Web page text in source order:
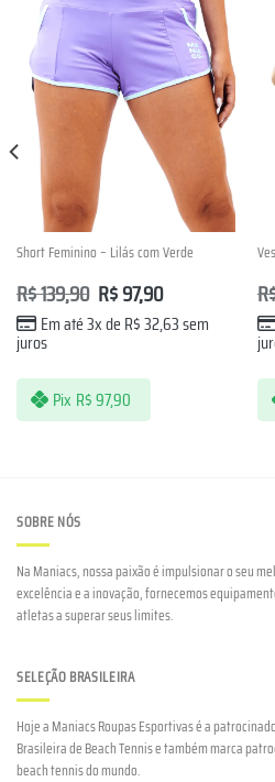
Short Feminino – Lilás com Verde
R$139,90 R$97,90
Em até 3x de R$32,63sem
juros
Pix R$97,90
SOBRE NÓS
Na Maniacs, nossa paixão é impulsionar o seu
excelência e a inovação, fornecemos
atletas a superar seus limites.
SELEÇÃO BRASILEIRA
Hoje a Maniacs Roupas Esportivas é a
Brasileira de Beach Tennis e também marca
beach tennis do mundo.